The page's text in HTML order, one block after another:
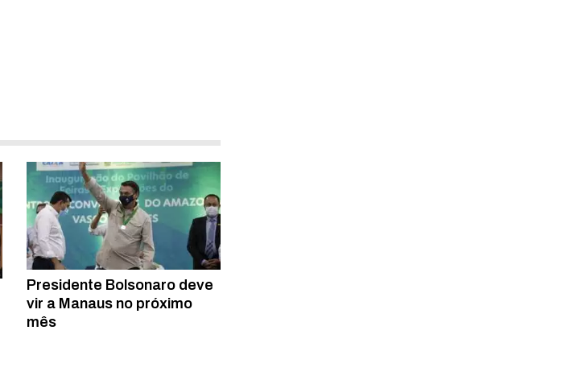
Presidente Bolsonaro deve
vir a Manaus no próximo
mês